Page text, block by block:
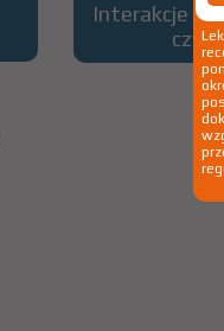
Interakcje z